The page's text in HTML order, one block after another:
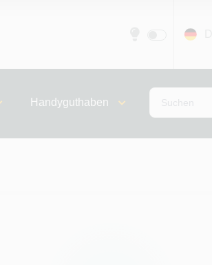
Handyguthaben